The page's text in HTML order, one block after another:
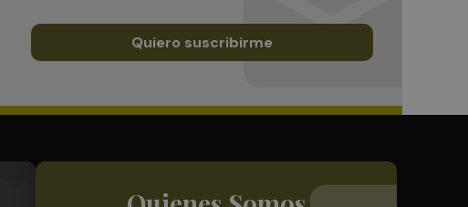
Quiero suscribirme